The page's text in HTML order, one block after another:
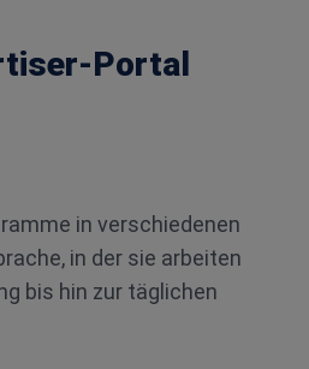
Portal
in verschiedenen
in der sie arbeiten
bis hin zur täglichen